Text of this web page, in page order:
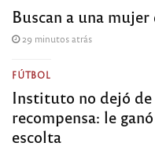
Buscan a una mujer
29 minutos atrás
FÚTBOL
Instituto no dejó
recompensa: le
escolta